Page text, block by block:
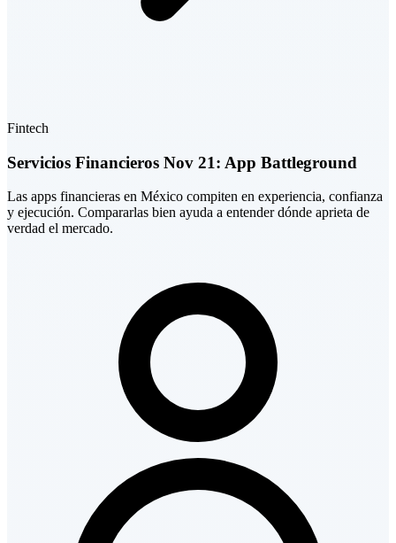
Fintech
Servicios Financieros Nov 21: App Battleground
Las apps financieras en México compiten en experiencia, confianza
y ejecución. Compararlas bien ayuda a entender dónde aprieta de
verdad el mercado.